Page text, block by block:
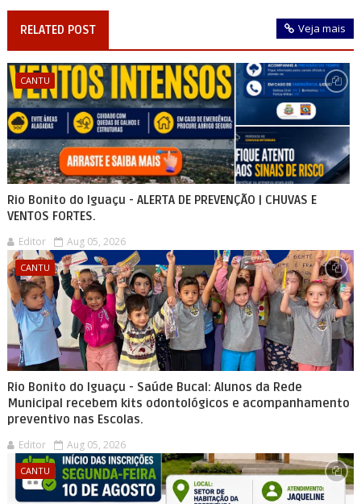
RELATED POST Veja mais
CANTU
Rio Bonito do Iguaçu - ALERTA DE PREVENÇÃO | CHUVAS E
VENTOS FORTES.
Editor Aug 05, 2026
CANTU
Rio Bonito do Iguaçu - Saúde Bucal: Alunos da Rede
Municipal recebem kits odontológicos e acompanhamento
preventivo nas Escolas.
Editor Aug 05, 2026
CANTU